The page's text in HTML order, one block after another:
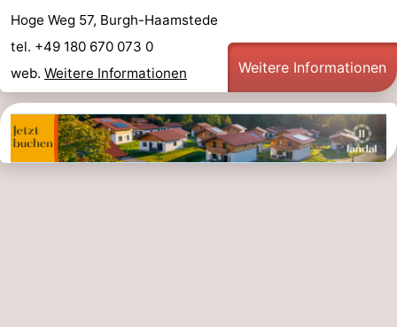
Hoge Weg 57, Burgh-Haamstede
tel. +49 180 670 073 0
web. Weitere Informationen Weitere Informationen